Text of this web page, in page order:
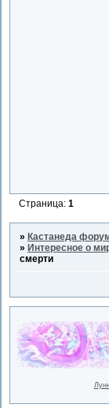
Страница:1
»Кастанеда
»Интересное о
смерти